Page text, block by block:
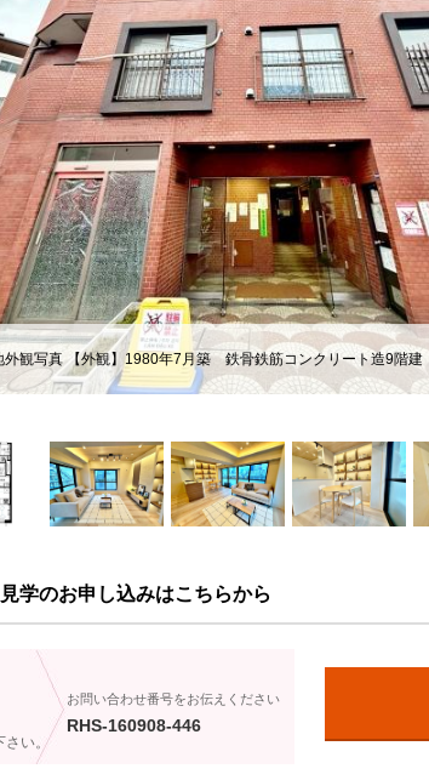
外観写真 【外観】1980年7月築 鉄骨鉄筋コンクリート造9階建
学のお申し込みはこちらから
さい。
お問い合わせ番号をお伝えください
RHS-160908-446